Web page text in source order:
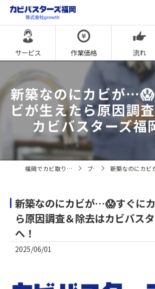
サービス 作業価格 流れ
新築なのにカビが
ビが生えたら原因調
カビバスターズ福
福岡でカビ取りならカビバスターズ福岡 ブログ 新築なのにカビが…😱すぐにカビが生
新築なのにカビが…😱すぐに
ら原因調査＆除去はカビバス
へ！
2025/06/01